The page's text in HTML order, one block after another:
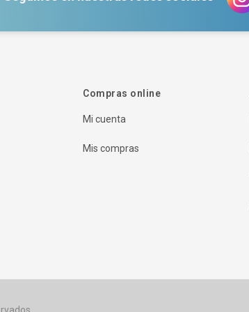
Compras online
Mi cuenta
Mis compras